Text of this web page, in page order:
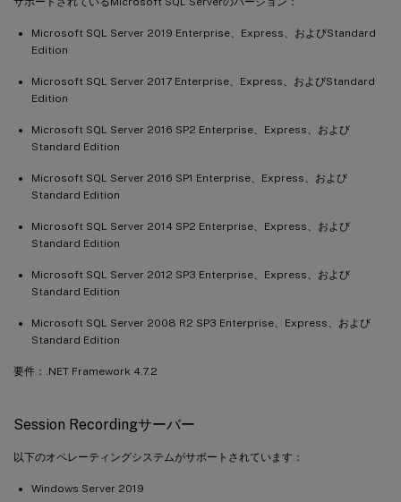
Microsoft SQL Server 2019 Enterprise、Express、およびStandard
Edition
Microsoft SQL Server 2017 Enterprise、Express、およびStandard
Edition
Microsoft SQL Server 2016 SP2 Enterprise、Express、および
Standard Edition
Microsoft SQL Server 2016 SP1 Enterprise、Express、および
Standard Edition
Microsoft SQL Server 2014 SP2 Enterprise、Express、および
Standard Edition
Microsoft SQL Server 2012 SP3 Enterprise、Express、および
Standard Edition
Microsoft SQL Server 2008 R2 SP3 Enterprise、Express、および
Standard Edition
要件：.NET Framework 4.7.2
Session Recordingサーバー
以下のオペレーティングシステムがサポートされています：
Windows Server 2019